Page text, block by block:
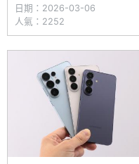
Gen 5 for Galaxy 旗艦行動平
台，同時加入「Now Nudge」
AI 即時協助功能，帶來更聰明
的個人化操作體驗。價格部分，
日期：2026-03-06
人氣：2252